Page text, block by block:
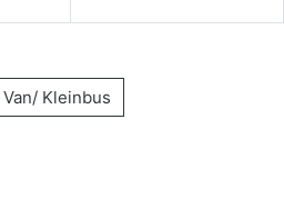
Van/ Kleinbus